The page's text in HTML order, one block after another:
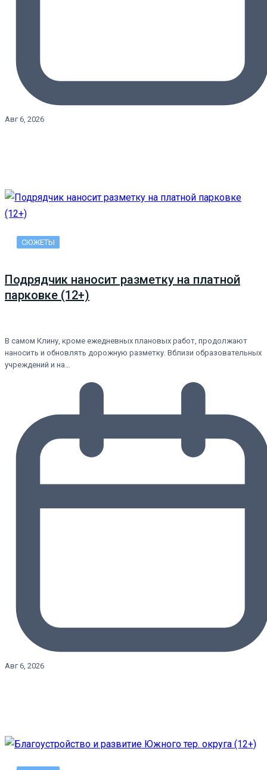
Авг 6, 2026
СЮЖЕТЫ
Подрядчик наносит разметку на платной
парковке (12+)
В самом Клину, кроме ежедневных плановых работ, продолжают
наносить и обновлять дорожную разметку. Вблизи образовательных
учреждений и на…
Авг 6, 2026